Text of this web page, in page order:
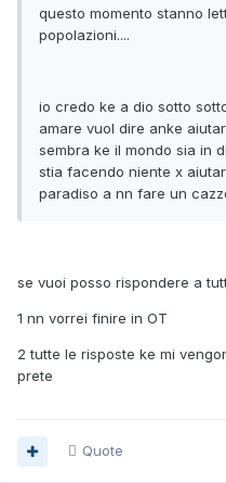
questo momento stanno
popolazioni....
io credo ke a dio sotto
amare vuol dire anke
sembra ke il mondo sia in
stia facendo niente x
paradiso a nn fare un
se vuoi posso rispondere a
1 nn vorrei finire in OT
2 tutte le risposte ke mi
prete
Quote